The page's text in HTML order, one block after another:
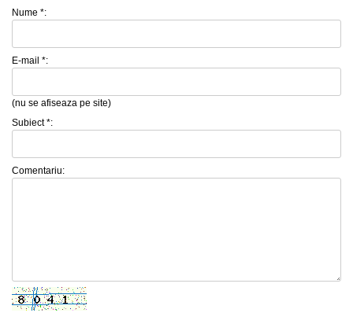
Nume *:
E-mail *:
(nu se afiseaza pe site)
Subiect *:
Comentariu: